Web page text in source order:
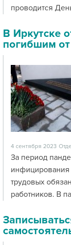
проводится
В Иркутске
погибшим
4 сентября 2023
За период
инфицирования
трудовых
работников. В